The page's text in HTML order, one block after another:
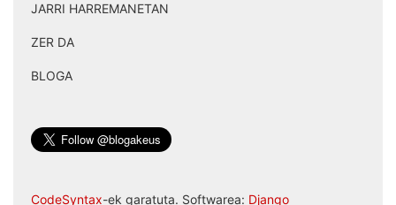
JARRI HARREMANETAN
ZER DA
BLOGA
CodeSyntax-ek garatuta. Softwarea: Django